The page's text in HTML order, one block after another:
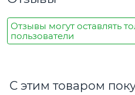
Отзывы могут оставлять
пользователи
С этим товаром